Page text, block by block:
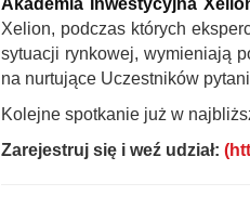
Akademia Inwestycyjna
Xelion, podczas których
sytuacji rynkowej, wymieniają
na nurtujące Uczestników
Kolejne spotkanie już w
Zarejestruj się i weź udział: (